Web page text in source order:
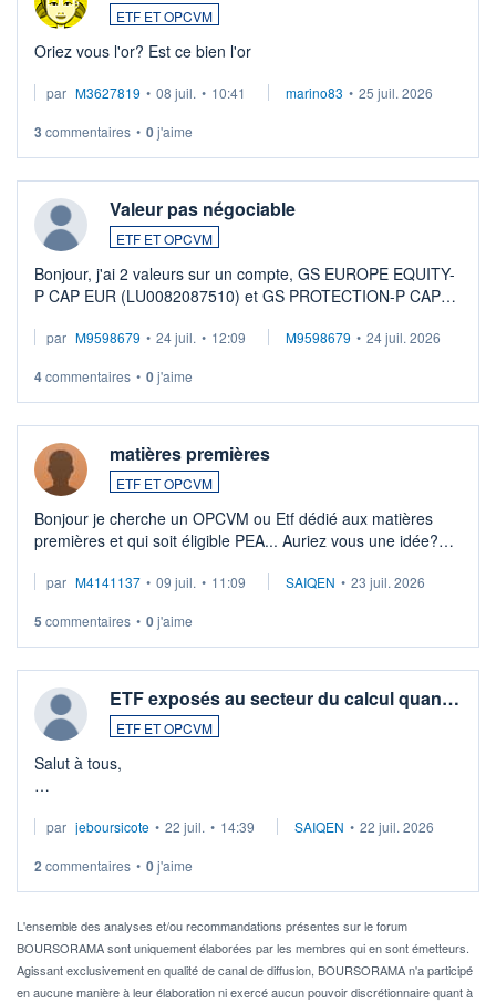
ETF ET OPCVM
Oriez vous l'or? Est ce bien l'or
par M3627819 • 08 juil. • 10:41 marino83 • 25 juil. 2026
3 commentaires • 0j'aime
Valeur pas négociable
ETF ET OPCVM
Bonjour, j'ai 2 valeurs sur un compte, GS EUROPE EQUITY-
P CAP EUR (LU0082087510) et GS PROTECTION-P CAP
veux procéder à la vente, on me signale ...
par M9598679 • 24 juil. • 12:09 M9598679 • 24 juil. 2026
4commentaires • 0j'aime
matières premières
ETF ET OPCVM
Bonjour je cherche un OPCVM ou Etf dédié aux matières
premières et qui soit éligible PEA... Auriez vous une idée?
par M4141137 • 09 juil. • 11:09 SAIQEN • 23 juil. 2026
5 commentaires • 0j'aime
ETF exposés au secteur du calcul quan…
ETF ET OPCVM
Salut à tous,
via un ETF plutôt que des actions individuelles.
Idéalement, je voudrais qu'il soit éligible au PEA.
Pour l' ...
par jeboursicote • 22 juil. • 14:39 SAIQEN • 22 juil. 2026
2 commentaires • 0j'aime
L'ensemble des analyses et/ou recommandations présentes sur le forum
BOURSORAMA sont uniquement élaborées par les membres qui en sont émetteurs.
Agissant exclusivement en qualité de canal de diffusion, BOURSORAMA n'a participé
en aucune manière à leur élaboration ni exercé aucun pouvoir discrétionnaire quant à